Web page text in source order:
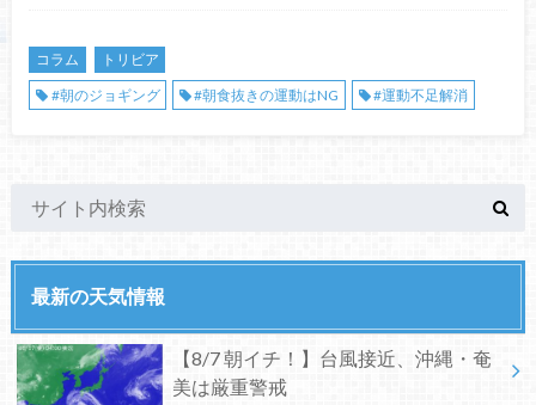
コラム
トリビア
#朝のジョギング
#朝食抜きの運動はNG #運動不足解消
最新の天気情報
【8/7 朝イチ！】台風接近、沖縄・奄
美は厳重警戒